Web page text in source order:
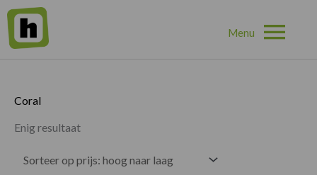
Home»
Coral
Enig resultaat